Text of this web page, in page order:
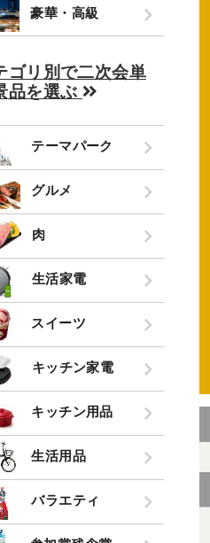
豪華・高級
ゴリ別で二次会単
品を選ぶ
テーマパーク
グルメ
肉
生活家電
スイーツ
キッチン家電
キッチン用品
生活用品
バラエティ